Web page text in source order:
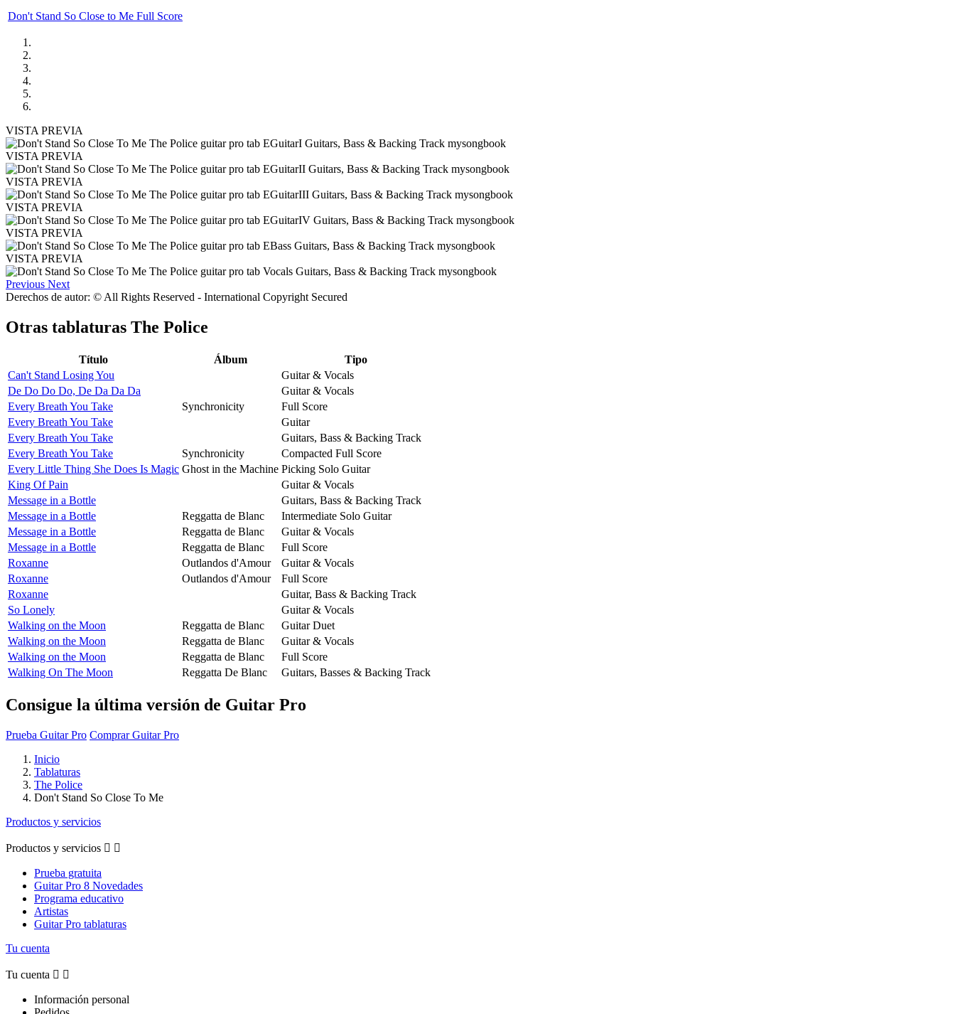
Don't Stand So Close to Me Full Score
VISTA PREVIA
VISTA PREVIA
VISTA PREVIA
VISTA PREVIA
VISTA PREVIA
VISTA PREVIA
Previous Next
Derechos de autor: © All Rights Reserved - International Copyright Secured
Otras tablaturas The Police
Título Álbum
Tipo
Can't Stand Losing You
Guitar & Vocals
De Do Do Do, De Da Da Da
Guitar & Vocals
Every Breath You Take
Synchronicity
Full Score
Every Breath You Take
Guitar
Every Breath You Take
Guitars, Bass & Backing Track
Every Breath You Take
Synchronicity
Compacted Full Score
Every Little Thing She Does Is Magic Ghost in the Machine Picking Solo Guitar
King Of Pain
Guitar & Vocals
Message in a Bottle
Guitars, Bass & Backing Track
Message in a Bottle
Reggatta de Blanc
Intermediate Solo Guitar
Message in a Bottle
Reggatta de Blanc
Guitar & Vocals
Message in a Bottle
Reggatta de Blanc
Full Score
Roxanne
Outlandos d'Amour
Guitar & Vocals
Roxanne
Outlandos d'Amour
Full Score
Roxanne
Guitar, Bass & Backing Track
So Lonely
Guitar & Vocals
Walking on the Moon
Reggatta de Blanc
Guitar Duet
Walking on the Moon
Reggatta de Blanc
Guitar & Vocals
Walking on the Moon
Reggatta de Blanc
Full Score
Walking On The Moon
Reggatta De Blanc Guitars, Basses & Backing Track
Consigue la última versión de Guitar Pro
Prueba Guitar Pro Comprar Guitar Pro
Inicio
Tablaturas
The Police
Don't Stand So Close To Me
Productos y servicios
Productos y servicios  
Prueba gratuita
Guitar Pro 8 Novedades
Programa educativo
Artistas
Guitar Pro tablaturas
Tu cuenta
Tu cuenta  
Información personal